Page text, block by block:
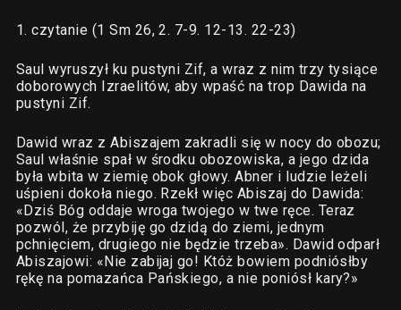
1. czytanie (1 Sm 26, 2. 7-9. 12-13. 22-23)
Saul wyruszył ku pustyni Zif, a wraz z nim trzy tysiące
doborowych Izraelitów, aby wpaść na trop Dawida na
pustyni Zif.
Dawid wraz z Abiszajem zakradli się w nocy do obozu;
Saul właśnie spał w środku obozowiska, a jego dzida
była wbita w ziemię obok głowy. Abner i ludzie leżeli
uśpieni dokoła niego. Rzekł więc Abiszaj do Dawida:
«Dziś Bóg oddaje wroga twojego w twe ręce. Teraz
pozwól, że przybiję go dzidą do ziemi, jednym
pchnięciem, drugiego nie będzie trzeba». Dawid odparł
Abiszajowi: «Nie zabijaj go! Któż bowiem podniósłby
rękę na pomazańca Pańskiego, a nie poniósł kary?»